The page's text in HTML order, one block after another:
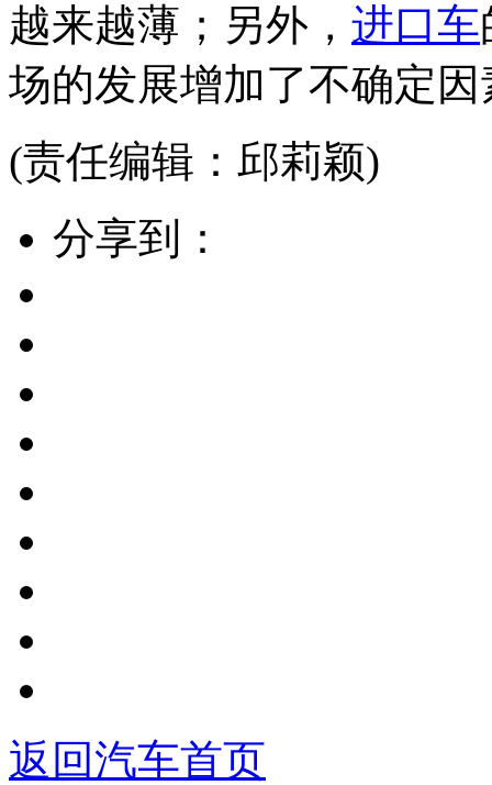
越来越薄；另外， 进口车
场的发展增加了不确定因
(责任编辑：邱莉颖)
分享到：
返回汽车首页